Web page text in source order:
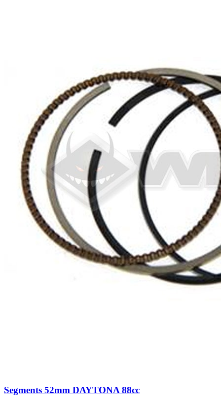
Segments 52mm DAYTONA 88cc